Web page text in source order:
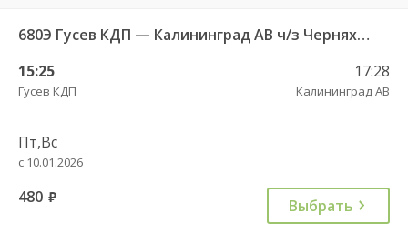
680Э Гусев КДП — Калининград АВ ч/з Черняховск АС
15:25
Гусев КДП
17:28
Калининград АВ
Пт,Вс
с 10.01.2026
480 руб. Выбрать